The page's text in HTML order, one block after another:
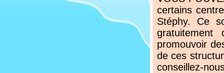
certains
Stéphy. Ce
gratuitement
promouvoir
de ces
conseillez-